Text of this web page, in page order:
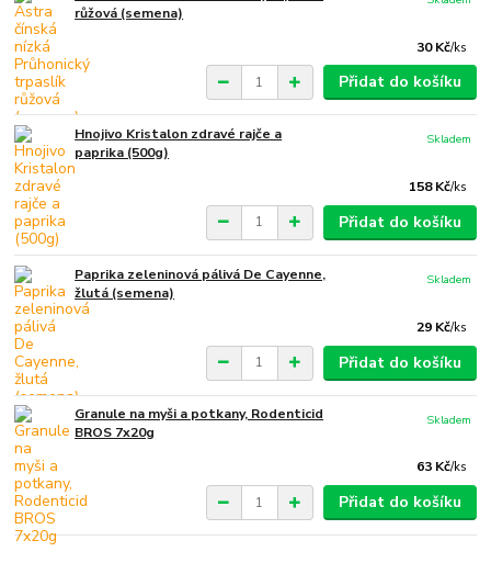
růžová (semena)
30 Kč/ks
Přidat do košíku
Hnojivo Kristalon zdravé rajče a
paprika (500g)
158 Kč/ks
Skladem
Přidat do košíku
Paprika zeleninová pálivá De Cayenne,
žlutá (semena)
29 Kč/ks
Skladem
Přidat do košíku
Granule na myši a potkany, Rodenticid
BROS 7x20g
63 Kč/ks
Skladem
Přidat do košíku